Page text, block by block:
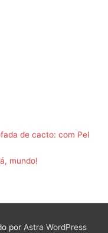
de cacto: com Pel
mundo!
por Astra WordPress